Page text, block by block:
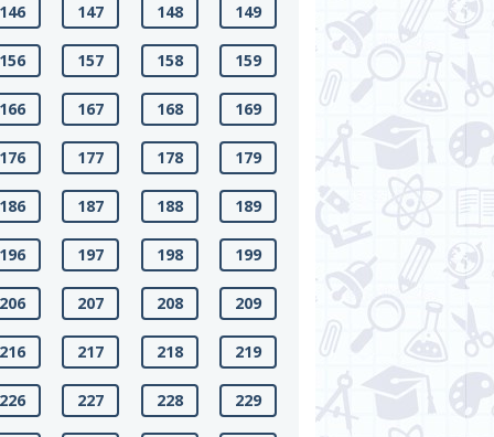
147 148 149
157 158 159
167 168 169
177 178 179
187 188 189
197 198 199
207 208 209
217 218 219
227 228 229